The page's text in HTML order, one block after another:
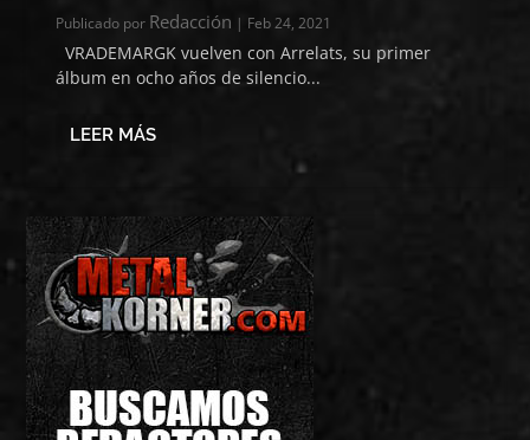
Publicado por Redacción | Feb 24, 2021
VRADEMARGK vuelven con Arrelats, su primer
álbum en ocho años de silencio...
LEER MÁS